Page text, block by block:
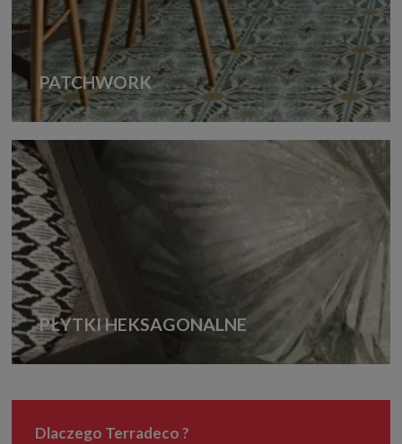
PATCHWORK
PŁYTKI HEKSAGONALNE
Dlaczego Terradeco ?